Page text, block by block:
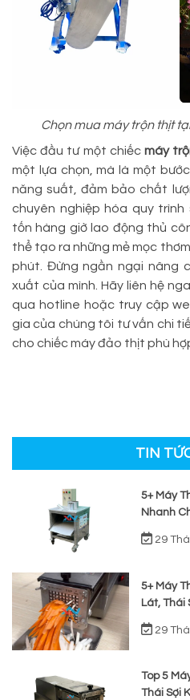
Chọn mua máy trộn thịt
Việc đầu tư một chiếc máy
một lựa chọn, mà là một
năng suất, đảm bảo chất
chuyên nghiệp hóa quy
tốn hàng giờ lao động thủ
thể tạo ra những mẻ mọc
phút. Đừng ngần ngại nâng
xuất của mình. Hãy liên hệ
qua hotline hoặc truy cập
gia của chúng tôi tư vấn chi
cho chiếc máy đảo thịt phù
TIN
5+ Máy
Nhanh
29
5+ Máy
Lát, Thái
29
Top 5
Thái Sợi